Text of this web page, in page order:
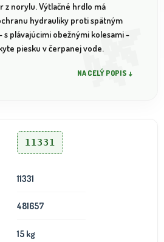
z norylu. Výtlačné hrdlo má
hydrauliky proti spätným
plávajúcimi obežnými kolesami -
piesku v čerpanej vode.
NA CELÝ POPIS ↓
11331
11331
481657
15 kg